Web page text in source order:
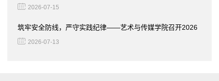
期社会实践调研
2026-07-15
筑牢安全防线，严守实践纪律——艺术与传媒学院召开2026
年暑期“三下乡”社会实践活动安全培训会
2026-07-13